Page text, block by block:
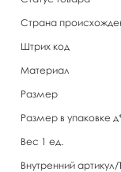
Страна
Штрих код
Материал
Размер
Размер в упаковке
Вес 1 ед.
Внутренний артикул/